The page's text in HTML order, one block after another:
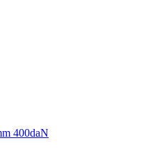
400daN